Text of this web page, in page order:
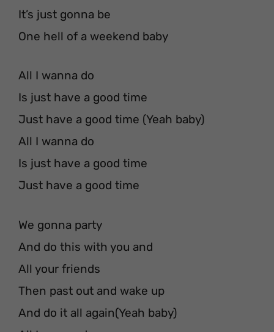
It’s just gonna be
One hell of a weekend baby
All I wanna do
Is just have a good time
Just have a good time (Yeah baby)
All I wanna do
Is just have a good time
Just have a good time
We gonna party
And do this with you and
All your friends
Then past out and wake up
And do it all again(Yeah baby)